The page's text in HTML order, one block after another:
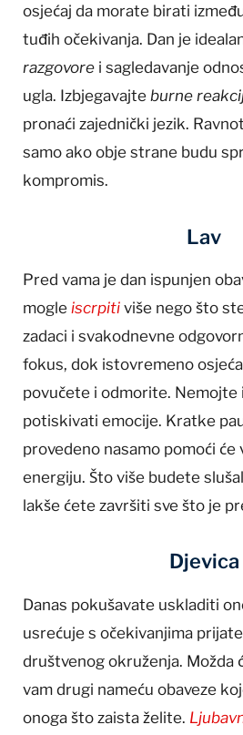
osjećaj da morate birati
tuđih očekivanja. Dan je
razgovore i sagledavanje
ugla. Izbjegavajte burne
pronaći zajednički jezik.
samo ako obje strane budu
kompromis.
Lav
Pred vama je dan ispunjen
mogle iscrpiti više nego što
zadaci i svakodnevne
fokus, dok istovremeno
povučete i odmorite.
potiskivati emocije. Kratke
provedeno nasamo pomoći će
energiju. Što više budete
lakše ćete završiti sve što je
Djevica
Danas pokušavate uskladiti
usrećuje s očekivanjima
društvenog okruženja. Možda
vam drugi nameću obaveze
onoga što zaista želite.